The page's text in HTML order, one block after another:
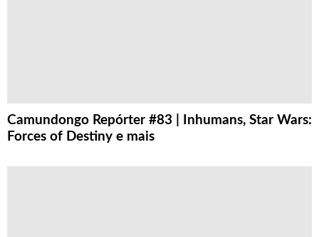
Camundongo Repórter #83 | Inhumans, Star Wars:
Forces of Destiny e mais